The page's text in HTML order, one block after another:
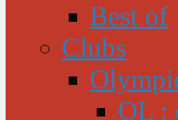
Best of
Clubs
OL :